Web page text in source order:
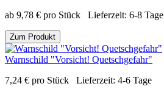
ab 9,78 € pro Stück Lieferzeit: 6-8 Tage
Zum Produkt
Warnschild "Vorsicht! Quetschgefahr"
7,24 € pro Stück Lieferzeit: 4-6 Tage